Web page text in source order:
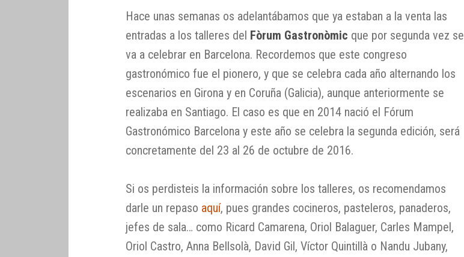
Hace unas semanas os adelantábamos que ya estaban a la venta las
entradas a los talleres del Fòrum Gastronòmic que por segunda vez se
va a celebrar en Barcelona. Recordemos que este congreso
gastronómico fue el pionero, y que se celebra cada año alternando los
escenarios en Girona y en Coruña (Galicia), aunque anteriormente se
realizaba en Santiago. El caso es que en 2014 nació el Fórum
Gastronómico Barcelona y este año se celebra la segunda edición, será
concretamente del 23 al 26 de octubre de 2016.
Si os perdisteis la información sobre los talleres, os recomendamos
darle un repaso aquí, pues grandes cocineros, pasteleros, panaderos,
jefes de sala… como Ricard Camarena, Oriol Balaguer, Carles Mampel,
Oriol Castro, Anna Bellsolà, David Gil, Víctor Quintillà o Nandu Jubany,